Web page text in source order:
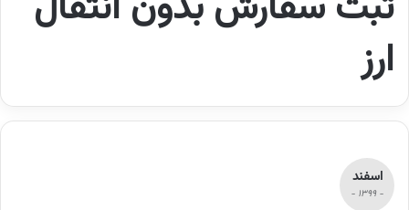
ارز
اسفند
- 1399 -